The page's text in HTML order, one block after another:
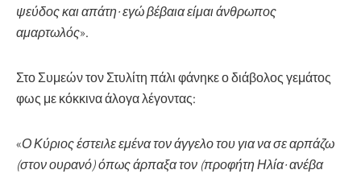
ψεύδος και απάτη· εγώ βέβαια είμαι άνθρωπος
αμαρτωλός».
Στο Συμεών τον Στυλίτη πάλι φάνηκε ο διάβολος γεμάτος
φως με κόκκινα άλογα λέγοντας:
«Ο Κύριος έστειλε εμένα τον άγγελο του για να σε αρπάζω
(στον ουρανό) όπως άρπαξα τον (προφήτη Ηλία· ανέβα